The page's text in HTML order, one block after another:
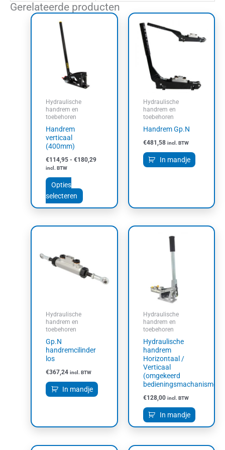
Gerelateerde producten
Hydraulische
handrem en
toebehoren
Handrem
verticaal
(400mm)
€114,95 - €180,29
Prijsklasse:
incl. BTW
Opties
selecteren
Deze
optie
Hydraulische
handrem en
toebehoren
Handrem Gp.N
€481,58 incl. BTW
In mandje
Hydraulische
handrem en
toebehoren
Gp.N
handremcilinder
los
€367,24 incl. BTW
In mandje
Hydraulische
handrem en
toebehoren
Hydraulische
handrem
Horizontaal /
Verticaal
(omgekeerd
bedieningsmachanisme)
€128,00 incl. BTW
In mandje